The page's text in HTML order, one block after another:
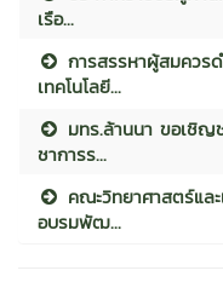
เรือ...
การสรรหาผู้สมควร
เทคโนโลยี...
มทร.ล้านนา ขอเชิญ
ชาการร...
คณะวิทยาศาสตร์แล
อบรมพัฒ...